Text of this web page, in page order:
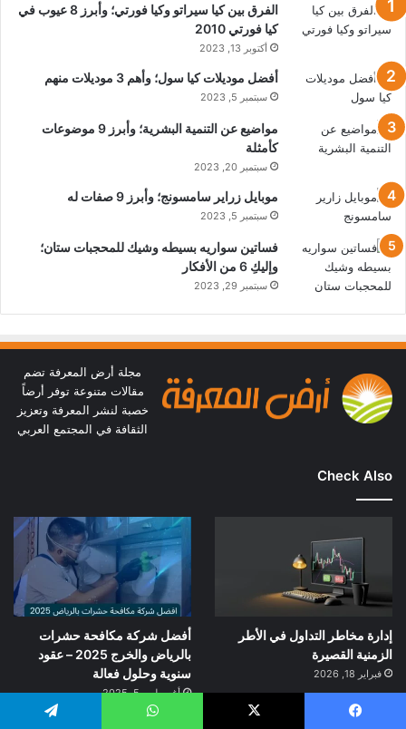
الفرق بين كيا سيراتو وكيا فورتي؛ وأبرز 8 عيوب في
كيا فورتي 2010
أكتوبر 13, 2023
أفضل موديلات كيا سول؛ وأهم 3 موديلات منهم
سبتمبر 5, 2023
مواضيع عن التنمية البشرية؛ وأبرز 9 موضوعات
كأمثلة
سبتمبر 20, 2023
موبايل زراير سامسونج؛ وأبرز 9 صفات له
سبتمبر 5, 2023
فساتين سواريه بسيطه وشيك للمحجبات ستان؛
وإليكِ 6 من الأفكار
سبتمبر 29, 2023
مجلة أرض المعرفة تضم
مقالات متنوعة توفر أرضاً
خصبة لنشر المعرفة وتعزيز
الثقافة في المجتمع العربي
Check Also
إدارة مخاطر التداول في الأطر
الزمنية القصيرة
فبراير 18, 2026
أفضل شركة مكافحة حشرات
بالرياض والخرج 2025 – عقود
سنوية وحلول فعالة
أغسطس 5, 2025